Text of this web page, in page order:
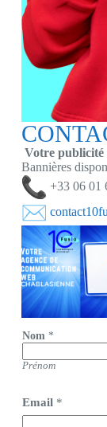
Votre publicité
Bannières
+33 06 01
Nom *
Prénom
Email *